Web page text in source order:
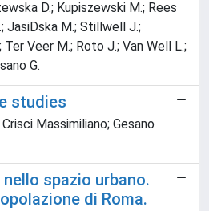
D.; Kupiszewski M.; Rees
JasiDska M.; Stillwell J.;
Ter Veer M.; Roto J.; Van Well L.;
G.
studies
Massimiliano; Gesano
spazio urbano.
di Roma.